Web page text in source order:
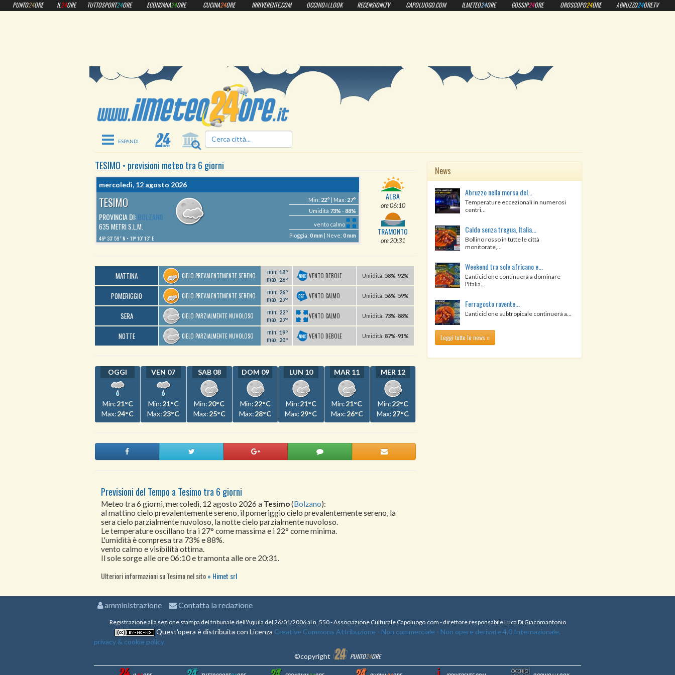
ilmeteo24ore.it
Toggle navigation
TESIMO • previsioni meteo tra 6 giorni
mercoledì, 12 agosto 2026
TESIMO
PROVINCIA DI:BOLZANO
635 METRI S.L.M.
46º 33′ 59″ N 11º 10′ 13″ E
Min: 22° | Max: 27°
Umidità 73%-88%
vento calmo
Pioggia:0 mm | Neve:0 mm
ALBA
ore 06:10
TRAMONTO
ore 20:31
MATTINA CIELO PREVALENTEMENTE SERENO min: 18º
max: 26º VENTO DEBOLE Umidità: 58%-92%
POMERIGGIO CIELO PREVALENTEMENTE SERENO min: 26º
max: 27º VENTO CALMO Umidità: 56%-59%
SERA CIELO PARZIALMENTE NUVOLOSO min: 22º
max: 27º VENTO CALMO Umidità: 73%-88%
NOTTE CIELO PARZIALMENTE NUVOLOSO min: 19º
max: 20º VENTO DEBOLE Umidità: 87%-91%
OGGI
Min:21°C
Max:24°C
VEN 07
Min:21°C
Max:23°C
SAB 08
Min:20°C
Max:25°C
DOM 09
Min:22°C
Max:28°C
LUN 10
Min:21°C
Max:29°C
MAR 11
Min:21°C
Max:26°C
MER 12
Min:22°C
Max:27°C
Previsioni del Tempo a Tesimo tra 6 giorni
Meteo tra 6 giorni, mercoledì, 12 agosto 2026 a Tesimo(Bolzano):
al mattino cielo prevalentemente sereno, il pomeriggio cielo prevalentemente sereno, la
sera cielo parzialmente nuvoloso, la notte cielo parzialmente nuvoloso.
Le temperature oscillano tra i 27° come massima e i 22° come minima.
L'umidità è compresa tra 73% e 88%.
vento calmo e visibilità ottima.
Il sole sorge alle ore 06:10 e tramonta alle ore 20:31.
Ulteriori informazioni su Tesimo nel sito Himet srl
News
Abruzzo nella morsa del...
Temperature eccezionali in numerosi
centri...
Caldo senza tregua, Italia...
Bollino rosso in tutte le città
monitorate,...
Weekend tra sole africano e...
L'anticiclone continuerà a dominare
l'Italia...
Ferragosto rovente...
L'anticiclone subtropicale continuerà a...
Leggi tutte le news »
PUNTO24ORE IL24ORE TUTTOSPORT24ORE ECONOMIA24ORE CUCINA24ORE IRRIVERENTE.COM OCCHIOALLOOK RECENSIONI.TV CAPOLUOGO.COM ILMETEO24ORE GOSSIP24ORE OROSCOPO24ORE ABRUZZO24ORE.TV
amministrazione Contatta la redazione
Registrazione alla sezione stampa del tribunale dell'Aquila del 26/01/2006 al n. 550 - Associazione Culturale Capoluogo.com - direttore responsabile Luca Di Giacomantonio
Quest'opera è distribuita con Licenza Creative Commons Attribuzione - Non commerciale - Non opere derivate 4.0 Internazionale.
privacy & cookie policy
©copyright
PUNTO24ORE